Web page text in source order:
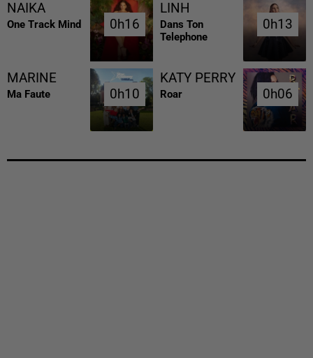
NAIKA
One Track Mind 0h16
0h16
LINH
Dans Ton
Telephone
0h13
0h13
MARINE
Ma Faute 0h10
0h10
KATY PERRY
Roar 0h06
0h06